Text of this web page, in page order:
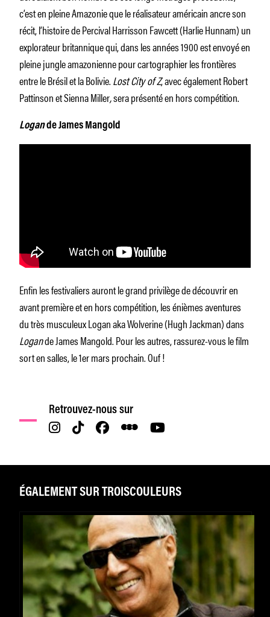
c’est en pleine Amazonie que le réalisateur américain ancre son
récit, l’histoire de Percival Harrisson Fawcett (Harlie Hunnam) un
explorateur britannique qui, dans les années 1900 est envoyé en
pleine jungle amazonienne pour cartographier les frontières
entre le Brésil et la Bolivie.Lost City of Z, avec également Robert
Pattinson et Sienna Miller,sera présenté en hors compétition.
Logande James Mangold
Enfin les festivaliers auront le grand privilège de découvrir en
avant première et en hors compétition, les énièmes aventures
du très musculeux Logan aka Wolverine (Hugh Jackman) dans
Logande James Mangold. Pour les autres, rassurez-vous le film
sort en salles, le 1er mars prochain. Ouf !
Retrouvez-nous sur
ÉGALEMENT SUR TROISCOULEURS